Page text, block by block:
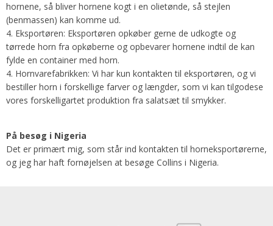
hornene, så bliver hornene kogt i en olietønde, så stejlen
(benmassen) kan komme ud.
4. Eksportøren: Eksportøren opkøber gerne de udkogte og
tørrede horn fra opkøberne og opbevarer hornene indtil de kan
fylde en container med horn.
4. Hornvarefabrikken: Vi har kun kontakten til eksportøren, og vi
bestiller horn i forskellige farver og længder, som vi kan tilgodese
vores forskelligartet produktion fra salatsæt til smykker.
På besøg i Nigeria
Det er primært mig, som står ind kontakten til horneksportørerne,
og jeg har haft fornøjelsen at besøge Collins i Nigeria.